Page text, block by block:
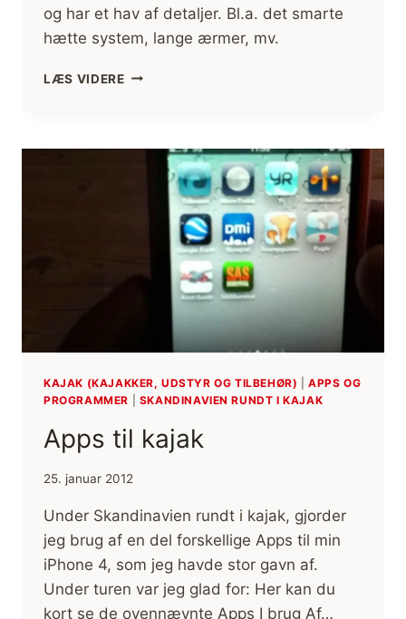
og har et hav af detaljer. Bl.a. det smarte
hætte system, lange ærmer, mv.
LÆS VIDEREACLIMA
DEJLIG
KAJAK (KAJAKKER, UDSTYR OG TILBEHØR) |APPS OG
PROGRAMMER
SKANDINAVIEN RUNDT I KAJAK
Apps til kajak
25. januar 2012
Under Skandinavien rundt i kajak, gjorder
jeg brug af en del forskellige Apps til min
iPhone 4, som jeg havde stor gavn af.
Under turen var jeg glad for: Her kan du
kort se de ovennævnte Apps I brug Af…